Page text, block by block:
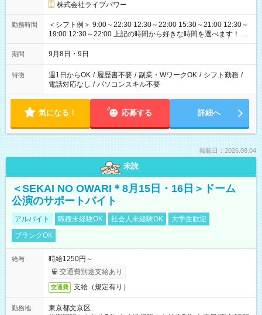
株式会社ライブパワー
勤務時間
＜シフト例＞ 9:00～22:30 12:30～22:00 15:30～21:00 12:30～
19:00 12:30～22:00 上記の時間から好きな時間を選べます！ ※
時間は変更となる可能性があります
期間 9月8日・9日
特徴 週1日からOK / 履歴書不要 / 副業・WワークOK / シフト勤務 /
電話対応なし / パソコンスキル不要
気になる！ 応募する 詳細へ
掲載日：2026.08.04
未読
＜SEKAI NO OWARI＊8月15日・16日＞ドーム
公演のサポートバイト
アルバイト 職種未経験OK 社会人未経験OK
大学生歓迎
ブランクOK
給与
時給1250円～
交通費別途支給あり
交通費 支給（規定有り）
勤務地
東京都文京区